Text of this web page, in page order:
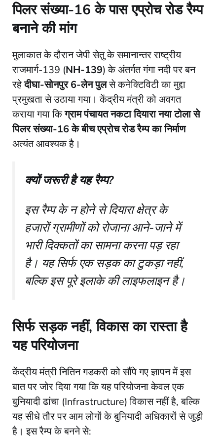
​पिलर संख्या-16 के पास एप्रोच रोड रैम्प
बनाने की मांग
​मुलाकात के दौरान जेपी सेतु के समानान्तर राष्ट्रीय
राजमार्ग-139 (NH-139) के अंतर्गत गंगा नदी पर बन
रहेदीघा-सोनपुर 6-लेन पुलसे कनेक्टिविटी का मुद्दा
प्रमुखता से उठाया गया। केंद्रीय मंत्री को अवगत
कराया गया किग्राम पंचायत नकटा दियारा नया टोला से
पिलर संख्या-16 के बीच एप्रोच रोड रैम्प का निर्माण
अत्यंत आवश्यक है।
क्यों जरूरी है यह रैम्प?
इस रैम्प के न होने से दियारा क्षेत्र के
हजारों ग्रामीणों को रोजाना आने-जाने में
भारी दिक्कतों का सामना करना पड़ रहा
है। यह सिर्फ एक सड़क का टुकड़ा नहीं,
बल्कि इस पूरे इलाके की लाइफलाइन है।
​सिर्फ सड़क नहीं, विकास का रास्ता है
यह परियोजना
​केंद्रीय मंत्री नितिन गडकरी को सौंपे गए ज्ञापन में इस
बात पर जोर दिया गया कि यह परियोजना केवल एक
बुनियादी ढांचा (Infrastructure) विकास नहीं है, बल्कि
यह सीधे तौर पर आम लोगों के बुनियादी अधिकारों से जुड़ी
है। इस रैम्प के बनने से: